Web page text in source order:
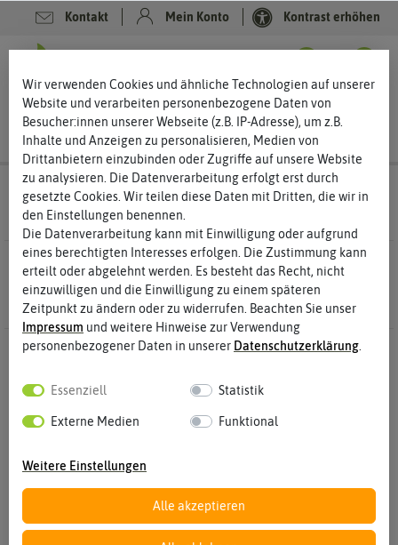
Kontakt Mein Konto Kontrast erhöhen
SaatgutObstsamen
16 Ergebnisse Gefunden in Obstsamen
-50% -50%
Filter
Wir verwenden Cookies und ähnliche Technologien auf unserer
Website und verarbeiten personenbezogene Daten von
Besucher:innen unserer Webseite (z.B. IP-Adresse), um z.B.
Inhalte und Anzeigen zu personalisieren, Medien von
Drittanbietern einzubinden oder Zugriffe auf unsere Website
zu analysieren. Die Datenverarbeitung erfolgt erst durch
gesetzte Cookies. Wir teilen diese Daten mit Dritten, die wir in
den Einstellungen benennen.
Die Datenverarbeitung kann mit Einwilligung oder aufgrund
eines berechtigten Interesses erfolgen. Die Zustimmung kann
erteilt oder abgelehnt werden. Es besteht das Recht, nicht
einzuwilligen und die Einwilligung zu einem späteren
Zeitpunkt zu ändern oder zu widerrufen. Beachten Sie unser
Impressum und weitere Hinweise zur Verwendung
personenbezogener Daten in unserer Daten­schutz­erklärung
Essenziell Statistik
Externe Medien Funktional
Weitere Einstellungen
Alle akzeptieren